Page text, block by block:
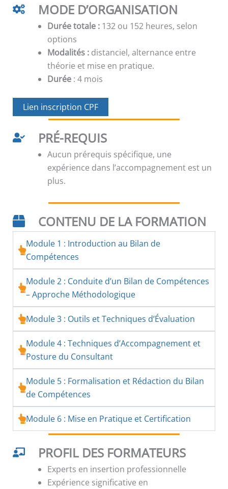
MODE D’ORGANISATION
Durée totale : 132 ou 152 heures, selon
options
Modalités : distanciel, alternance entre
théorie et mise en pratique.
Durée : 4 mois
Lien inscription CPF
PRÉ-REQUIS
Aucun prérequis spécifique, une
expérience dans l’accompagnement est un
plus.
CONTENU DE LA FORMATION
Module 1 : Introduction au Bilan de
Compétences
Module 2 : Conduite d’un Bilan de Compétences
– Approche Méthodologique
Module 3 : Outils et Techniques d’Évaluation
Module 4 : Techniques d’Accompagnement et
Posture du Consultant
Module 5 : Formalisation et Rédaction du Bilan
de Compétences
Module 6 : Mise en Pratique et Certification
PROFIL DES FORMATEURS
Experts en insertion professionnelle
Expérience significative en